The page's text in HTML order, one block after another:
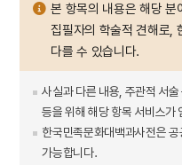
본 항목의 내용은 해당 분
집필자의 학술적 견해로,
다를 수 있습니다.
사실과 다른 내용, 주관적 서
등을 위해 해당 항목 서비스가
한국민족문화대백과사전은
가능합니다.